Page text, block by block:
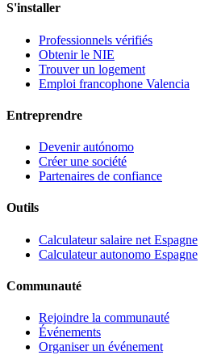
S'installer
Professionnels vérifiés
Obtenir le NIE
Trouver un logement
Emploi francophone Valencia
Entreprendre
Devenir autónomo
Créer une société
Partenaires de confiance
Outils
Calculateur salaire net Espagne
Calculateur autonomo Espagne
Communauté
Rejoindre la communauté
Événements
Organiser un événement